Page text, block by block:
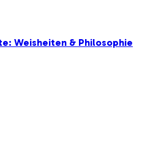
Weisheiten & Philosophie